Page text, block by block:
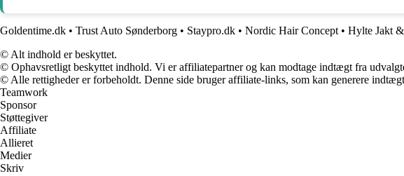
Goldentime.dk • Trust Auto Sønderborg • Staypro.dk • Nordic Hair Concept • Hylte Jakt
© Alt indhold er beskyttet.
© Ophavsretligt beskyttet indhold. Vi er affiliatepartner og kan modtage indtægt fra
© Alle rettigheder er forbeholdt. Denne side bruger affiliate-links, som kan generere
Teamwork
Sponsor
Støttegiver
Affiliate
Allieret
Medier
Skriv